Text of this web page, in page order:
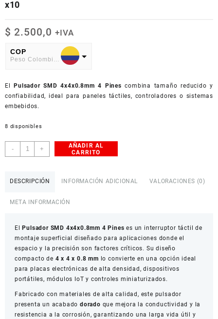
x10
$ 2.500,0 +IVA
COP
Peso Colombiano
American Dollar
El Pulsador SMD 4x4x0.8mm 4 Pines combina tamaño reducido y
confiabilidad, ideal para paneles táctiles, controladores o sistemas
embebidos.
8 disponibles
-
Pulsador
Táctil
4x4x0.8mm
cantidad
+
AÑADIR AL
CARRITO
DESCRIPCIÓN INFORMACIÓN ADICIONAL VALORACIONES (0)
META INFORMACIÓN
El Pulsador SMD 4x4x0.8mm 4 Pines es un interruptor táctil de
montaje superficial diseñado para aplicaciones donde el
espacio y la precisión son factores críticos. Su diseño
compacto de 4 x 4 x 0.8 mm lo convierte en una opción ideal
para placas electrónicas de alta densidad, dispositivos
portátiles, módulos IoT y controles miniaturizados.
Fabricado con materiales de alta calidad, este pulsador
presenta un acabadodorado que mejora la conductividad y la
resistencia a la corrosión, garantizando una larga vida útil y